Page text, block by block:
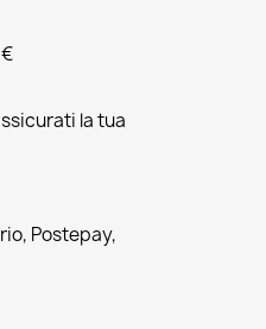
la tua
Postepay,